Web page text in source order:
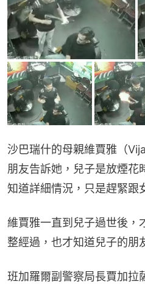
沙巴瑞什的母親維賈雅（
朋友告訴她，兒子是放煙花
知道詳細情況，只是趕緊跟
維賈雅一直到兒子過世後，
整經過，也才知道兒子的朋
班加羅爾副警察局長賈加拉